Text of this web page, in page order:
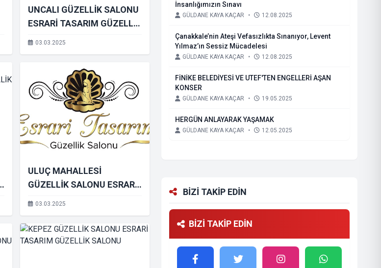
UNCALI GÜZELLİK SALONU
ESRARİ TASARIM GÜZELLİK
SALONU
03.03.2025
ULUÇ MAHALLESİ
GÜZELLİK SALONU ESRARİ
TASARIM GÜZELLİK
03.03.2025
İnsanlığımızın Sınavı
GÜLDANE KAYA KAÇAR • 12.08.2025
Çanakkale’nin Ateşi Vefasızlıkta Sınanıyor, Levent
Yılmaz’ın Sessiz Mücadelesi
GÜLDANE KAYA KAÇAR • 12.08.2025
FİNİKE BELEDİYESİ VE UTEF'TEN ENGELLERİ AŞAN
KONSER
GÜLDANE KAYA KAÇAR • 19.05.2025
HERGÜN ANLAYARAK YAŞAMAK
GÜLDANE KAYA KAÇAR • 12.05.2025
BİZİ TAKİP EDİN
BİZİ TAKİP EDİN